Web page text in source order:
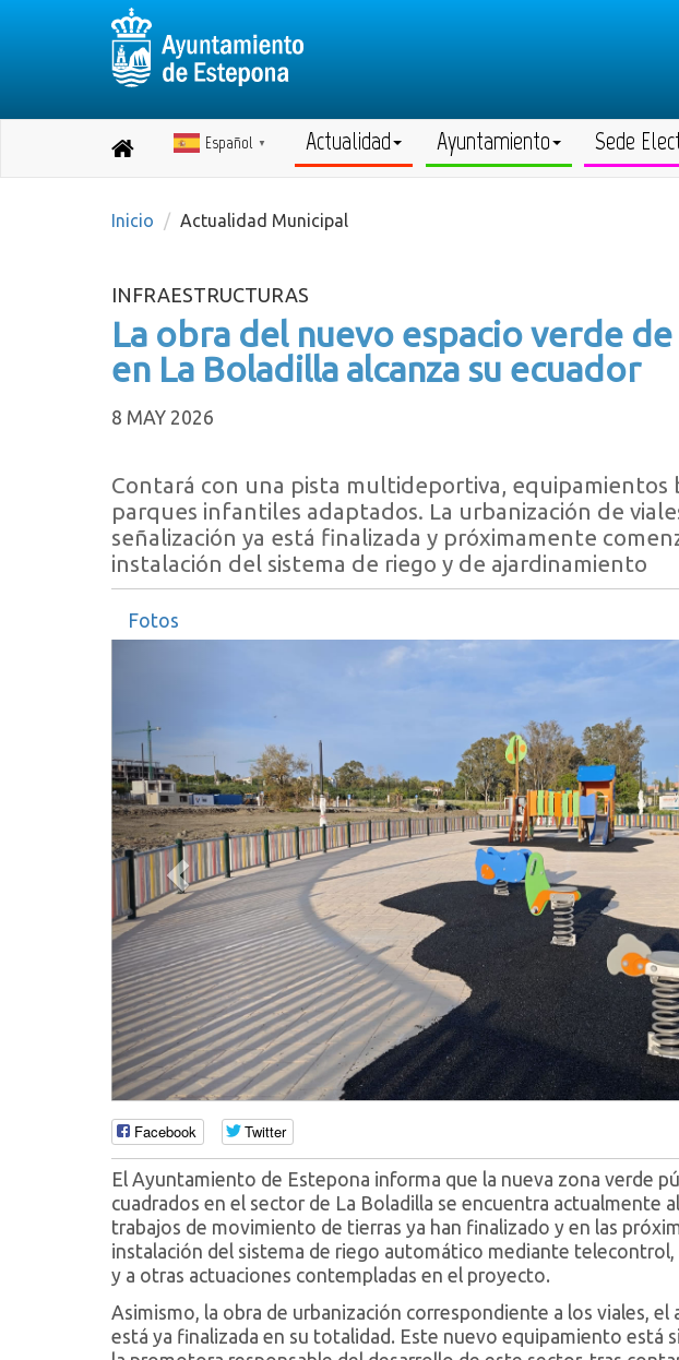
Destino:
inicio
Español ▼ Actualidad Ayuntamiento Sede
Inicio Actualidad Municipal
INFRAESTRUCTURAS
La obra del nuevo espacio verde
en La Boladilla alcanza su ecuador
8 MAY 2026
Contará con una pista multideportiva, equipamientos
parques infantiles adaptados. La urbanización de
señalización ya está finalizada y próximamente
instalación del sistema de riego y de ajardinamiento
Fotos
Anterior
Facebook Twitter
El Ayuntamiento de Estepona informa que la nueva zona verde
cuadrados en el sector de La Boladilla se encuentra actualmente
trabajos de movimiento de tierras ya han finalizado y en las
instalación del sistema de riego automático mediante telecontrol,
y a otras actuaciones contempladas en el proyecto.
Asimismo, la obra de urbanización correspondiente a los viales, el
está ya finalizada en su totalidad. Este nuevo equipamiento está